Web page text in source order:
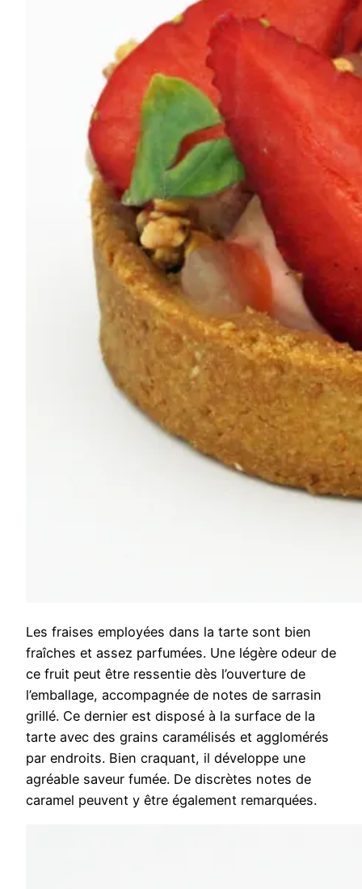
Les fraises employées dans la tarte sont bien
fraîches et assez parfumées. Une légère odeur de
ce fruit peut être ressentie dès l’ouverture de
l’emballage, accompagnée de notes de sarrasin
grillé. Ce dernier est disposé à la surface de la
tarte avec des grains caramélisés et agglomérés
par endroits. Bien craquant, il développe une
agréable saveur fumée. De discrètes notes de
caramel peuvent y être également remarquées.